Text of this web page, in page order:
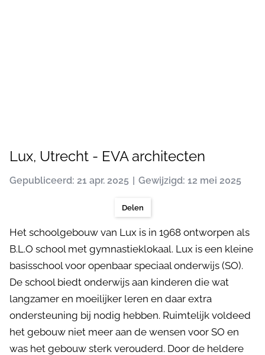
Lux, Utrecht - EVA architecten
Gepubliceerd: 21 apr. 2025 Gewijzigd: 12 mei 2025
Delen
Het schoolgebouw van Lux is in 1968 ontworpen als
B.L.O school met gymnastieklokaal. Lux is een kleine
basisschool voor openbaar speciaal onderwijs (SO).
De school biedt onderwijs aan kinderen die wat
langzamer en moeilijker leren en daar extra
ondersteuning bij nodig hebben. Ruimtelijk voldeed
het gebouw niet meer aan de wensen voor SO en
was het gebouw sterk verouderd. Door de heldere